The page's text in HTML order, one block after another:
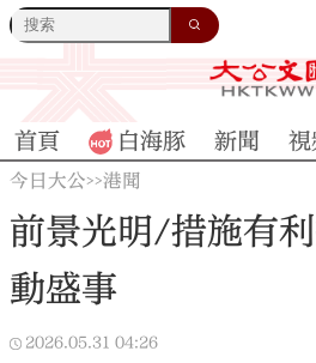
首頁 白海豚 新聞 視
今日大公>>港聞
前景光明/措施有
動盛事
2026.05.31 04:26